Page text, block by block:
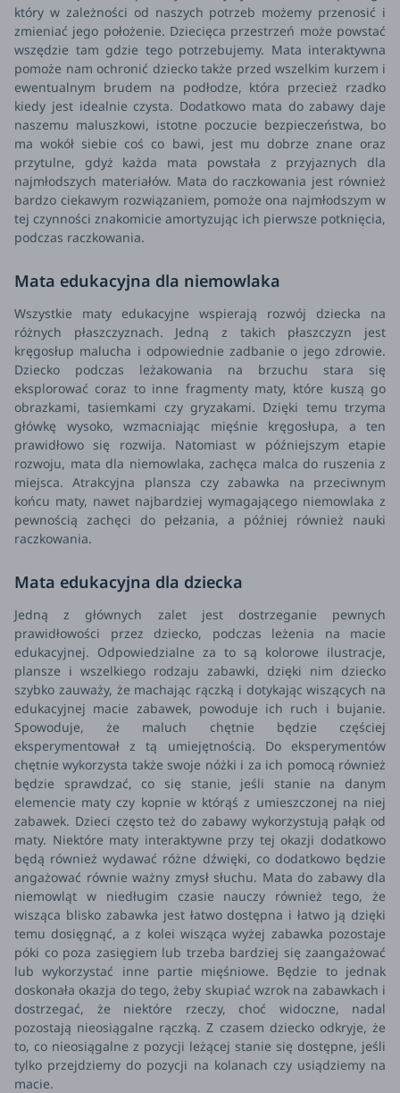
który w zależności od naszych potrzeb możemy przenosić i
zmieniać jego położenie. Dziecięca przestrzeń może powstać
wszędzie tam gdzie tego potrzebujemy. Mata interaktywna
pomoże nam ochronić dziecko także przed wszelkim kurzem i
ewentualnym brudem na podłodze, która przecież rzadko
kiedy jest idealnie czysta. Dodatkowo mata do zabawy daje
naszemu maluszkowi, istotne poczucie bezpieczeństwa, bo
ma wokół siebie coś co bawi, jest mu dobrze znane oraz
przytulne, gdyż każda mata powstała z przyjaznych dla
najmłodszych materiałów. Mata do raczkowania jest również
bardzo ciekawym rozwiązaniem, pomoże ona najmłodszym w
tej czynności znakomicie amortyzując ich pierwsze potknięcia,
podczas raczkowania.
Mata edukacyjna dla niemowlaka
Wszystkie maty edukacyjne wspierają rozwój dziecka na
różnych płaszczyznach. Jedną z takich płaszczyzn jest
kręgosłup malucha i odpowiednie zadbanie o jego zdrowie.
Dziecko podczas leżakowania na brzuchu stara się
eksplorować coraz to inne fragmenty maty, które kuszą go
obrazkami, tasiemkami czy gryzakami. Dzięki temu trzyma
główkę wysoko, wzmacniając mięśnie kręgosłupa, a ten
prawidłowo się rozwija. Natomiast w późniejszym etapie
rozwoju, mata dla niemowlaka, zachęca malca do ruszenia z
miejsca. Atrakcyjna plansza czy zabawka na przeciwnym
końcu maty, nawet najbardziej wymagającego niemowlaka z
pewnością zachęci do pełzania, a później również nauki
raczkowania.
Mata edukacyjna dla dziecka
Jedną z głównych zalet jest dostrzeganie pewnych
prawidłowości przez dziecko, podczas leżenia na macie
edukacyjnej. Odpowiedzialne za to są kolorowe ilustracje,
plansze i wszelkiego rodzaju zabawki, dzięki nim dziecko
szybko zauważy, że machając rączką i dotykając wiszących na
edukacyjnej macie zabawek, powoduje ich ruch i bujanie.
Spowoduje, że maluch chętnie będzie częściej
eksperymentował z tą umiejętnością. Do eksperymentów
chętnie wykorzysta także swoje nóżki i za ich pomocą również
będzie sprawdzać, co się stanie, jeśli stanie na danym
elemencie maty czy kopnie w którąś z umieszczonej na niej
zabawek. Dzieci często też do zabawy wykorzystują pałąk od
maty. Niektóre maty interaktywne przy tej okazji dodatkowo
będą również wydawać różne dźwięki, co dodatkowo będzie
angażować równie ważny zmysł słuchu. Mata do zabawy dla
niemowląt w niedługim czasie nauczy również tego, że
wisząca blisko zabawka jest łatwo dostępna i łatwo ją dzięki
temu dosięgnąć, a z kolei wisząca wyżej zabawka pozostaje
póki co poza zasięgiem lub trzeba bardziej się zaangażować
lub wykorzystać inne partie mięśniowe. Będzie to jednak
doskonała okazja do tego, żeby skupiać wzrok na zabawkach i
dostrzegać, że niektóre rzeczy, choć widoczne, nadal
pozostają nieosiągalne rączką. Z czasem dziecko odkryje, że
to, co nieosiągalne z pozycji leżącej stanie się dostępne, jeśli
tylko przejdziemy do pozycji na kolanach czy usiądziemy na
macie.